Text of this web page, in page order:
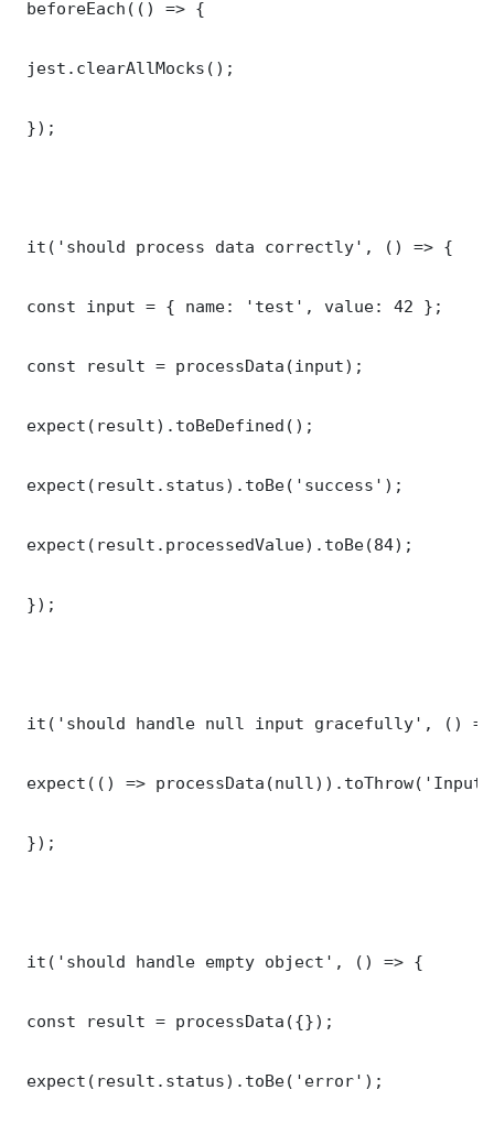
beforeEach(() => {
jest.clearAllMocks();
});
it('should process data correctly', () => {
const input = { name: 'test', value: 42 };
const result = processData(input);
expect(result).toBeDefined();
expect(result.status).toBe('success');
expect(result.processedValue).toBe(84);
});
it('should handle null input gracefully', ()
expect(() =>
});
it('should handle empty object', () => {
const result = processData({});
expect(result.status).toBe('error');